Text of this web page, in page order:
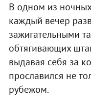
В одном из
каждый вечер
зажигательными
обтягивающих
выдавая себя за
прославился не
рубежом.